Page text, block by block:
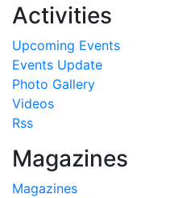
Activities
Upcoming Events
Events Update
Photo Gallery
Videos
Rss
Magazines
Magazines